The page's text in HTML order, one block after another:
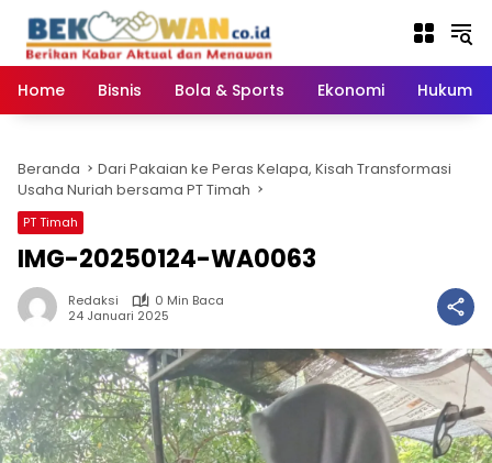
konten
Home
Bisnis Bola & Sports Ekonomi Hukum
Beranda
Dari Pakaian ke Peras Kelapa, Kisah Transformasi
Usaha Nuriah bersama PT Timah
PT Timah
IMG-20250124-WA0063
Redaksi
0 Min Baca
24 Januari 2025